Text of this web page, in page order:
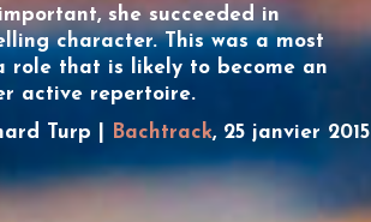
she succeeded in
character. This was a most
role that is likely to become an
active repertoire.
Turp |
Bachtrack, 25 janvier 2015